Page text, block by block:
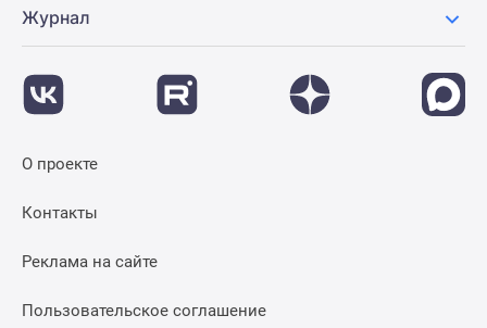
Журнал
О проекте
Контакты
Реклама на сайте
Пользовательское соглашение